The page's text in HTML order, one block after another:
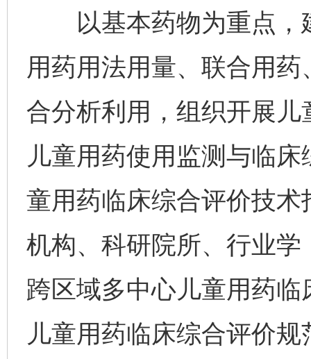
以基本药物为重点，
用药用法用量、联合用
合分析利用，组织开展
儿童用药使用监测与临
童用药临床综合评价技
机构、科研院所、行业
跨区域多中心儿童用药
儿童用药临床综合评价